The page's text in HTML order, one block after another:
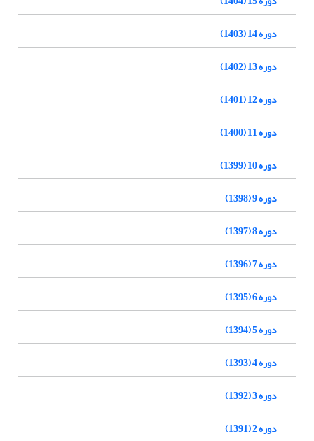
دوره 14 (1403)
دوره 13 (1402)
دوره 12 (1401)
دوره 11 (1400)
دوره 10 (1399)
دوره 9 (1398)
دوره 8 (1397)
دوره 7 (1396)
دوره 6 (1395)
دوره 5 (1394)
دوره 4 (1393)
دوره 3 (1392)
دوره 2 (1391)